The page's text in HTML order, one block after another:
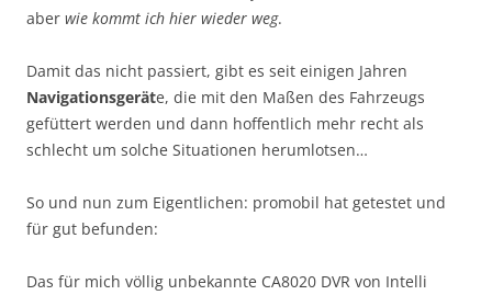
aber wie kommt ich hier wieder weg.
Damit das nicht passiert, gibt es seit einigen Jahren
Navigationsgeräte, die mit den Maßen des Fahrzeugs
gefüttert werden und dann hoffentlich mehr recht als
schlecht um solche Situationen herumlotsen…
So und nun zum Eigentlichen: promobil hat getestet und
für gut befunden:
Das für mich völlig unbekannte CA8020 DVR von Intelli